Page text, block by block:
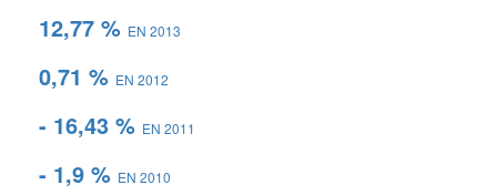
12,77 % EN 2013
0,71 % EN 2012
- 16,43 % EN 2011
- 1,9 % EN 2010